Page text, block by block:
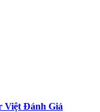
Việt Đánh Giá